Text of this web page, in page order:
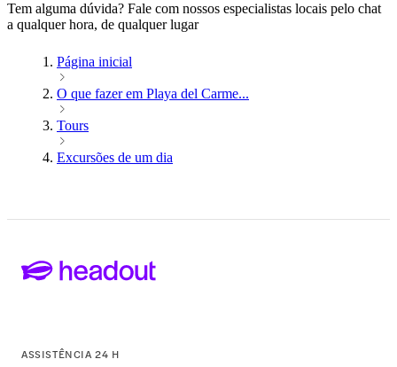
Tem alguma dúvida? Fale com nossos especialistas locais pelo chat
a qualquer hora, de qualquer lugar
Página inicial
O que fazer em Playa del Carme...
Tours
Excursões de um dia
ASSISTÊNCIA 24 H